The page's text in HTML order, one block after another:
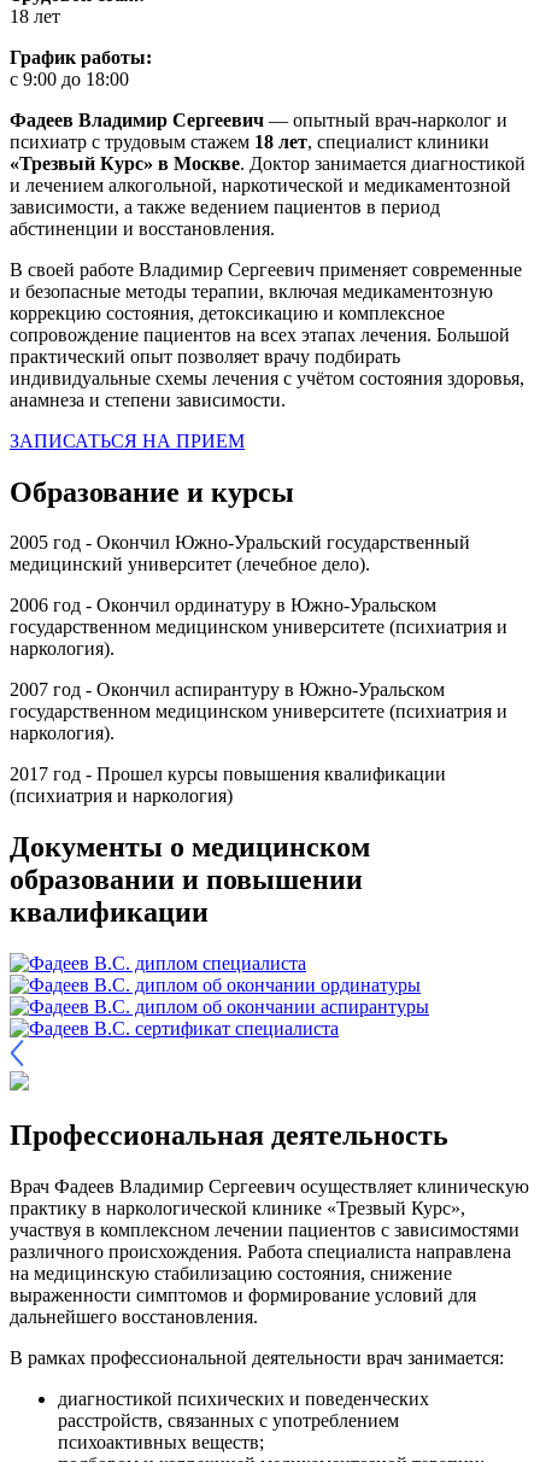
18 лет
График работы:
с 9:00 до 18:00
Фадеев Владимир Сергеевич — опытный врач-нарколог и
психиатр с трудовым стажем 18 лет, специалист клиники
«Трезвый Курс» в Москве. Доктор занимается диагностикой
и лечением алкогольной, наркотической и медикаментозной
зависимости, а также ведением пациентов в период
абстиненции и восстановления.
В своей работе Владимир Сергеевич применяет современные
и безопасные методы терапии, включая медикаментозную
коррекцию состояния, детоксикацию и комплексное
сопровождение пациентов на всех этапах лечения. Большой
практический опыт позволяет врачу подбирать
индивидуальные схемы лечения с учётом состояния здоровья,
анамнеза и степени зависимости.
ЗАПИСАТЬСЯ НА ПРИЕМ
Образование и курсы
2005 год - Окончил Южно-Уральский государственный
медицинский университет (лечебное дело).
2006 год - Окончил ординатуру в Южно-Уральском
государственном медицинском университете (психиатрия и
наркология).
2007 год - Окончил аспирантуру в Южно-Уральском
государственном медицинском университете (психиатрия и
наркология).
2017 год - Прошел курсы повышения квалификации
(психиатрия и наркология)
Документы о медицинском
образовании и повышении
квалификации
Профессиональная деятельность
Врач Фадеев Владимир Сергеевич осуществляет клиническую
практику в наркологической клинике «Трезвый Курс»,
участвуя в комплексном лечении пациентов с зависимостями
различного происхождения. Работа специалиста направлена
на медицинскую стабилизацию состояния, снижение
выраженности симптомов и формирование условий для
дальнейшего восстановления.
В рамках профессиональной деятельности врач занимается:
диагностикой психических и поведенческих
расстройств, связанных с употреблением
психоактивных веществ;